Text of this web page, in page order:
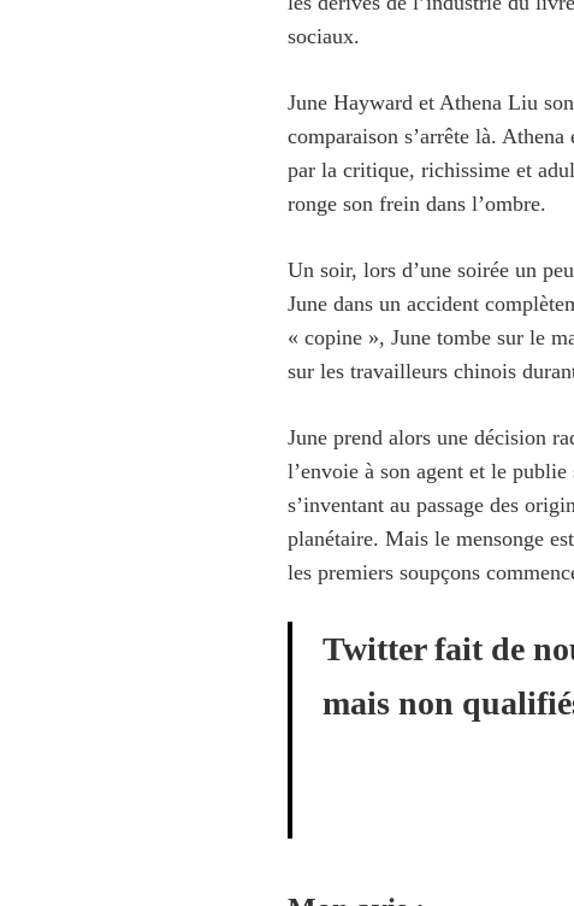
sociaux.
June Hayward et Athena Liu
comparaison s’arrête là.
par la critique, richissime et
ronge son frein dans l’ombre.
Un soir, lors d’une soirée un
June dans un accident
« copine », June tombe sur le
sur les travailleurs chinois
June prend alors une décision
l’envoie à son agent et le
s’inventant au passage des
planétaire. Mais le mensonge
les premiers soupçons
Twitter fait de
mais non